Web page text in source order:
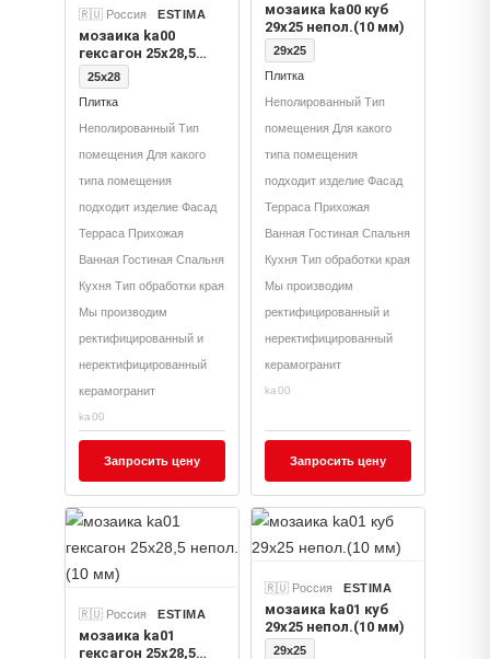
🇷🇺 Россия ESTIMA
мозаика ka00
гексагон 25x28,5
непол.(10 мм)
25x28
Плитка
Неполированный Тип
помещения Для какого
типа помещения
подходит изделие Фасад
Терраса Прихожая
Ванная Гостиная Спальня
Кухня Тип обработки края
Мы производим
ректифицированный и
неректифицированный
керамогранит
ka00
Запросить цену
мозаика ka00 куб
29x25 непол.(10 мм)
29x25
Плитка
Неполированный Тип
помещения Для какого
типа помещения
подходит изделие Фасад
Терраса Прихожая
Ванная Гостиная Спальня
Кухня Тип обработки края
Мы производим
ректифицированный и
неректифицированный
керамогранит
ka00
Запросить цену
🇷🇺 Россия ESTIMA
мозаика ka01
гексагон 25x28,5
🇷🇺 Россия ESTIMA
мозаика ka01 куб
29x25 непол.(10 мм)
29x25